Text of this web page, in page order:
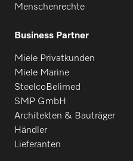
Menschenrechte
Business Partner
Miele Privatkunden
Miele Marine
SteelcoBelimed
SMP GmbH
Architekten & Bauträger
Händler
Lieferanten